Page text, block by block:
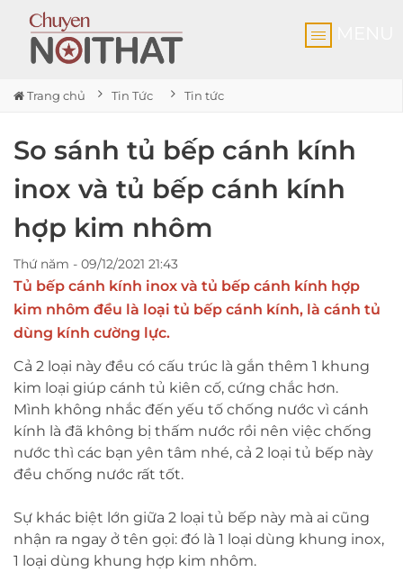
Trang chủ Tin Tức Tin tức
So sánh tủ bếp cánh kính
inox và tủ bếp cánh kính
hợp kim nhôm
Thứ năm - 09/12/2021 21:43
Tủ bếp cánh kính inox và tủ bếp cánh kính hợp
kim nhôm đều là loại tủ bếp cánh kính, là cánh tủ
dùng kính cường lực.
Cả 2 loại này đều có cấu trúc là gắn thêm 1 khung
kim loại giúp cánh tủ kiên cố, cứng chắc hơn.
Mình không nhắc đến yếu tố chống nước vì cánh
kính là đã không bị thấm nước rồi nên việc chống
nước thì các bạn yên tâm nhé, cả 2 loại tủ bếp này
đều chống nước rất tốt.
Sự khác biệt lớn giữa 2 loại tủ bếp này mà ai cũng
nhận ra ngay ở tên gọi: đó là 1 loại dùng khung inox,
1 loại dùng khung hợp kim nhôm.